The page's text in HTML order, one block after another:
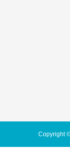
Copyright